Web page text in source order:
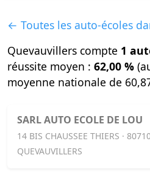
← Toutes les auto-écoles
Quevauvillers compte 1
réussite moyen : 62,00 %
moyenne nationale de
SARL AUTO ECOLE DE LOU
14 BIS CHAUSSEE THIERS ·
QUEVAUVILLERS